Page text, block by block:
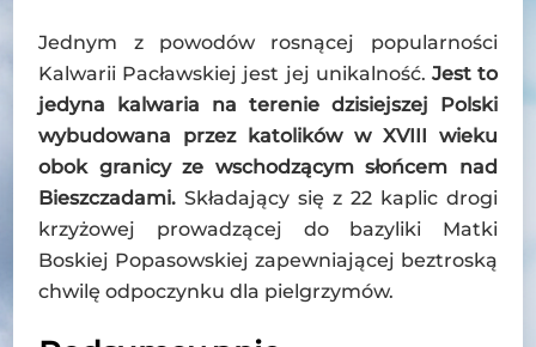
Jednym z powodów rosnącej popularności
Kalwarii Pacławskiej jest jej unikalność. Jest to
jedyna kalwaria na terenie dzisiejszej Polski
wybudowana przez katolików w XVIII wieku
obok granicy ze wschodzącym słońcem nad
Bieszczadami. Składający się z 22 kaplic drogi
krzyżowej prowadzącej do bazyliki Matki
Boskiej Popasowskiej zapewniającej beztroską
chwilę odpoczynku dla pielgrzymów.